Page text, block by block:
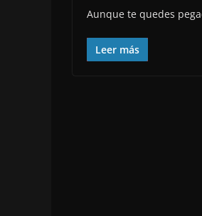
Aunque te quedes
Leer más